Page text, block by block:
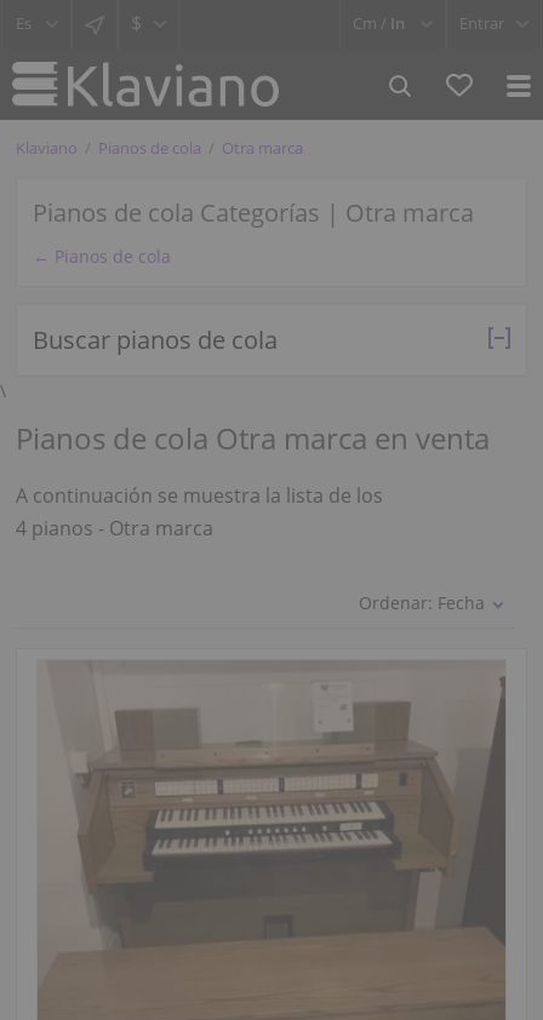
$ Cm / In Entrar
Klaviano Pianos de cola Otra marca
Pianos de cola Categorías | Otra marca
← Pianos de cola
Buscar pianos de cola
\
Pianos de cola Otra marca en venta
A continuación se muestra la lista de los
4 pianos - Otra marca
Ordenar: Fecha